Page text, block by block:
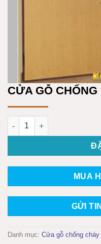
CỬA GỖ
CỬA GỖ CHỐNG CHÁY
MUA
GỬI
Danh mục: Cửa gỗ chống cháy